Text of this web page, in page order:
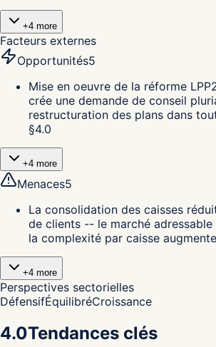
+4 more
Facteurs externes
Opportunités5
Mise en oeuvre de la réforme
crée une demande de conseil
restructuration des plans dans
§4.0
+4 more
Menaces5
La consolidation des caisses
de clients -- le marché
la complexité par caisse augmente
+4 more
Perspectives sectorielles
DéfensifÉquilibréCroissance
4.0Tendances clés